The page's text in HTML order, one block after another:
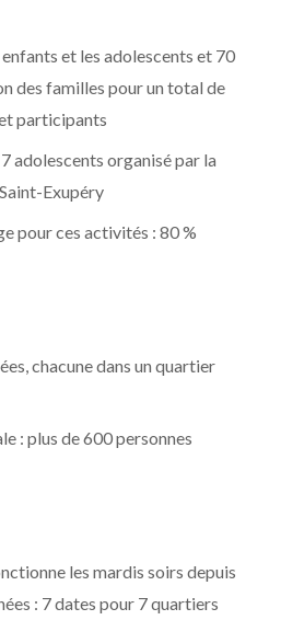
et les adolescents et 70
des familles pour un total de
participants
adolescents organisé par la
Exupéry
pour ces activités : 80 %
chacune dans un quartier
: plus de 600 personnes
les mardis soirs depuis
: 7 dates pour 7 quartiers